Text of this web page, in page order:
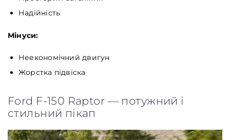
Надійність
Мінуси:
Неекономічний двигун
Жорстка підвіска
Ford F-150 Raptor — потужний і
стильний пікап